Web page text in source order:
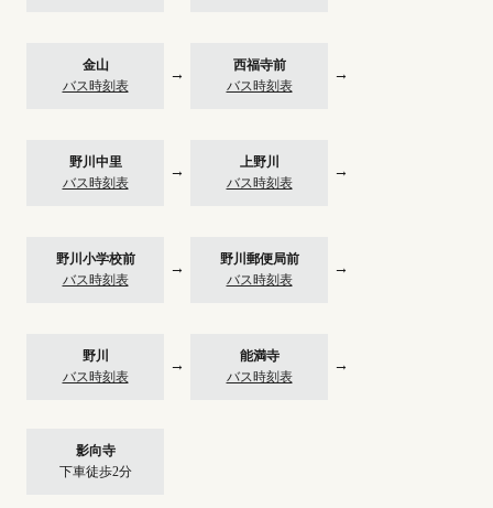
金山
バス時刻表
→
西福寺前
バス時刻表
→
野川中里
バス時刻表
→
上野川
バス時刻表
→
野川小学校前
バス時刻表
→
野川郵便局前
バス時刻表
→
野川
バス時刻表
→
能満寺
バス時刻表
→
影向寺
下車徒歩2分